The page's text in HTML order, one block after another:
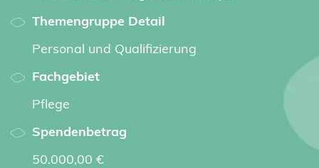
Themengruppe Detail
Personal und Qualifizierung
Fachgebiet
Pflege
Spendenbetrag
50.000,00 €